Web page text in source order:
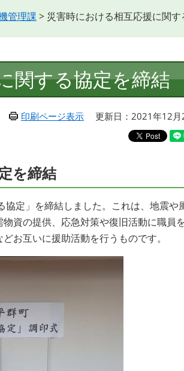
管理課 > 災害時における相互応援に関
関する協定を締結
印刷ページ表示 更新日：2021年12
を締結
定」を締結しました。これは、地震や
資の提供、応急対策や復旧活動に職員
お互いに援助活動を行うものです。